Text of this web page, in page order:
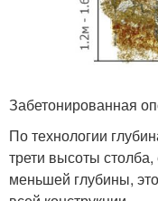
Забетонированная
По технологии
трети высоты
меньшей глубины,